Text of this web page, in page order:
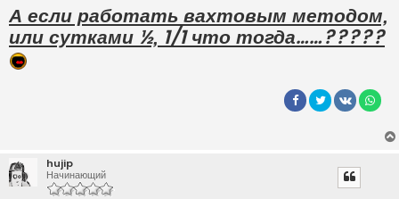
А если работать вахтовым методом,
или сутками ½, 1/1 что тогда……?????
hujip
Начинающий